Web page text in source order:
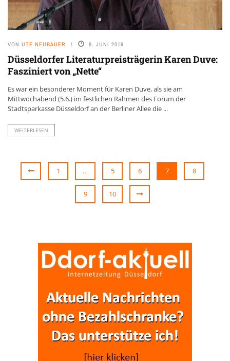
VON UTE NEUBAUER 6. JUNI 2019
Düsseldorfer Literaturpreisträgerin Karen Duve:
Fasziniert von „Nette“
Es war ein besonderer Moment für Karen Duve, als sie am
Mittwochabend (5.6.) im festlichen Rahmen des Forum der
Stadtsparkasse Düsseldorf an der Berliner Allee die ...
WEITERLESEN
1 … 5 6 7 8
9 10